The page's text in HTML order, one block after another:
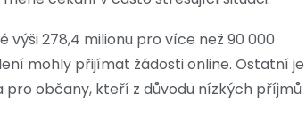
278,4 milionu pro více než 90 000
mohly přijímat žádosti online. Ostatní je
pro občany, kteří z důvodu nízkých příjmů